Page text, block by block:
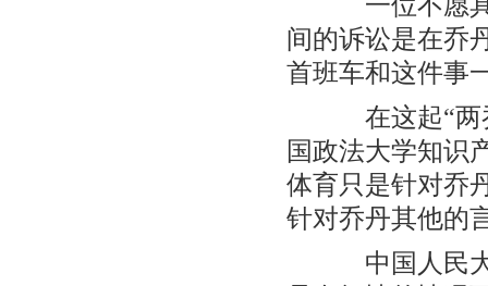
间的诉讼是在乔
首班车和这件事
在这起“两
国政法大学知识
体育只是针对乔
针对乔丹其他的
中国人民大